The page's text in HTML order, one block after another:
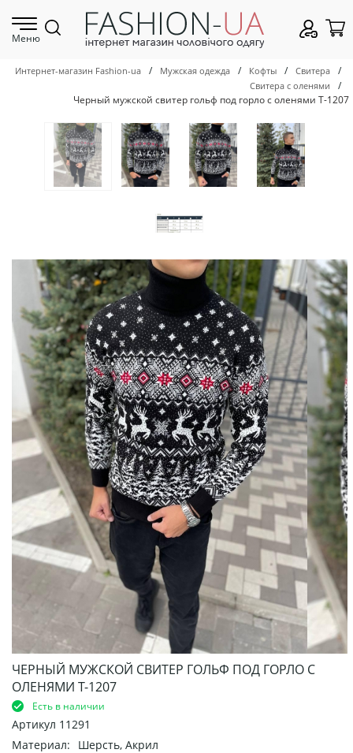
Меню
Интернет-магазин Fashion-ua / Мужская одежда / Кофты / Свитера /
Свитера с оленями
/
Черный мужской свитер гольф под горло с оленями Т-1207
ЧЕРНЫЙ МУЖСКОЙ СВИТЕР ГОЛЬФ ПОД ГОРЛО С
ОЛЕНЯМИ Т-1207
Есть в наличии
Артикул 11291
Материал:
Шерсть, Акрил